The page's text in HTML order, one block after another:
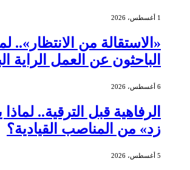
1 أغسطس، 2026
«الاستقالة من الانتظار»..
الباحثون عن العمل الراية
6 أغسطس، 2026
الرفاهية قبل الترقية..
زد» من المناصب القيادية؟
5 أغسطس، 2026